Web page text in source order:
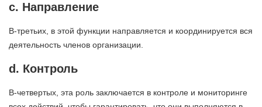
c. Направление
В-третьих, в этой функции направляется и координируется вся
деятельность членов организации.
d. Контроль
В-четвертых, эта роль заключается в контроле и мониторинге